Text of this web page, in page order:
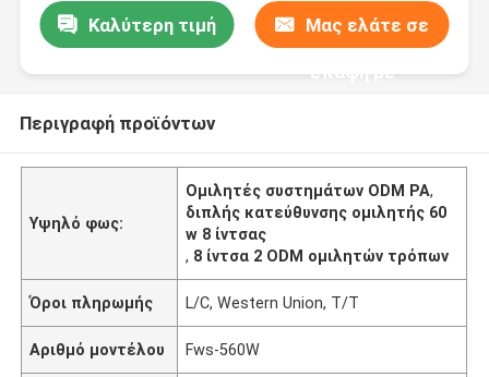
Καλύτερη τιμή Μας ελάτε σε
επαφή με
Περιγραφή προϊόντων
Υψηλό φως:
Ομιλητές συστημάτων ODM PA,
διπλής κατεύθυνσης ομιλητής 60
w 8 ίντσας
, 8 ίντσα 2 ODM ομιλητών τρόπων
Όροι πληρωμής L/C, Western Union, T/T
Αριθμό μοντέλου Fws-560W